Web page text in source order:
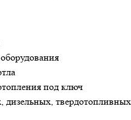
под ключ
дизельных, твердотопливных